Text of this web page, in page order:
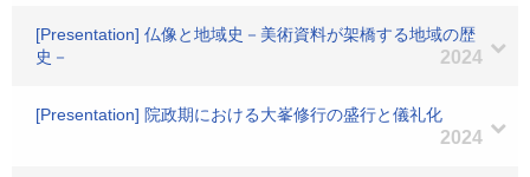
[Presentation] 仏像と地域史－美術資料が架橋する地域の歴
史－
2024
[Presentation] 院政期における大峯修行の盛行と儀礼化
2024